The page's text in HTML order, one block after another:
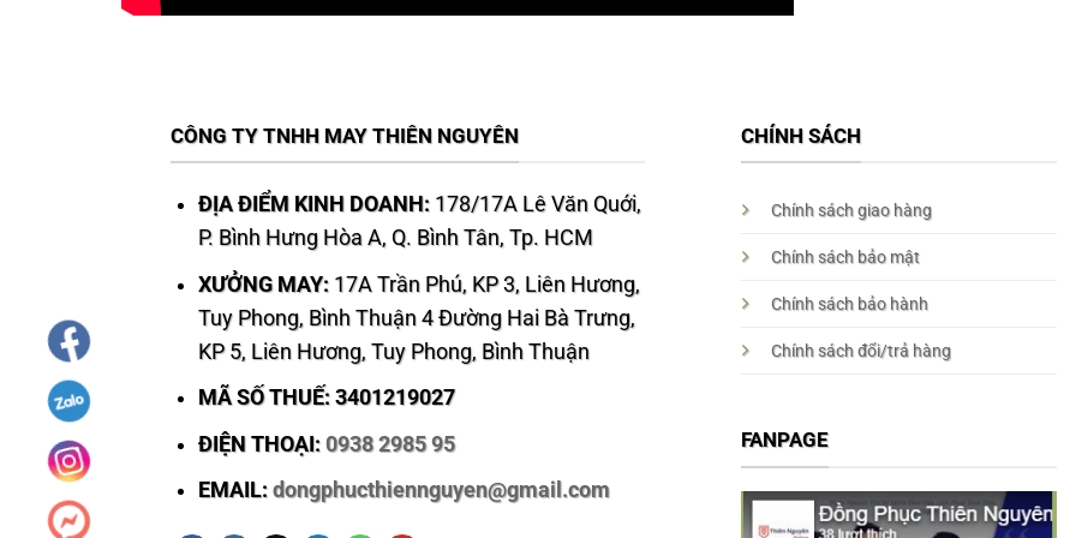
CÔNG TY TNHH MAY THIÊN NGUYÊN
ĐỊA ĐIỂM KINH DOANH: 178/17A Lê Văn Quới,
P. Bình Hưng Hòa A, Q. Bình Tân, Tp. HCM
XƯỞNG MAY: 17A Trần Phú, KP 3, Liên Hương,
Tuy Phong, Bình Thuận 4 Đường Hai Bà Trưng,
KP 5, Liên Hương, Tuy Phong, Bình Thuận
MÃ SỐ THUẾ: 3401219027
ĐIỆN THOẠI: 0938 2985 95
EMAIL: dongphucthiennguyen@gmail.com
CHÍNH SÁCH
Chính sách giao hàng
Chính sách bảo mật
Chính sách bảo hành
Chính sách đổi/trả hàng
FANPAGE